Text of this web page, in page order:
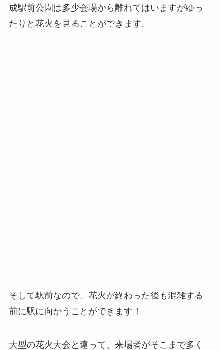
成駅前公園は多少会場から離れてはいますがゆっ
たりと花火を見ることができます。
そして駅前なので、花火が終わった後も混雑する
前に駅に向かうことができます！
大型の花火大会と違って、来場者がそこまで多く